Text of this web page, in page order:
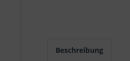
Beschreibung